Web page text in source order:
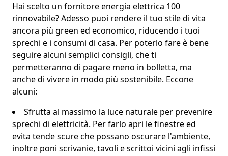
Hai scelto un fornitore energia elettrica 100
rinnovabile? Adesso puoi rendere il tuo stile di vita
ancora più green ed economico, riducendo i tuoi
sprechi e i consumi di casa. Per poterlo fare è bene
seguire alcuni semplici consigli, che ti
permetteranno di pagare meno in bolletta, ma
anche di vivere in modo più sostenibile. Eccone
alcuni:
Sfrutta al massimo la luce naturale per prevenire
sprechi di elettricità. Per farlo apri le finestre ed
evita tende scure che possano oscurare l'ambiente,
inoltre poni scrivanie, tavoli e scrittoi vicini agli infissi